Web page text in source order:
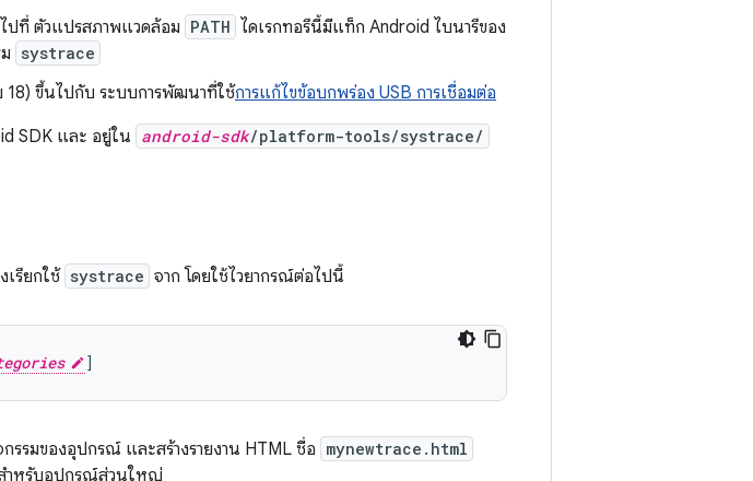
ไปที่ ตัวแปรสภาพแวดล้อม PATH ไดเรกทอรีนี้มีแท็ก Android ไบนารีของ
systrace
ขึ้นไปกับ ระบบการพัฒนาที่ใช้การแก้ไขข้อบกพร่อง USB การเชื่อมต่อ
SDK และ อยู่ใน android-sdk/platform-tools/systrace/
รียกใช้ systrace จาก โดยใช้ไวยากรณ์ต่อไปนี้
]
รรมของอุปกรณ์ และสร้างรายงาน HTML ชื่อ mynewtrace.html
สำหรับอุปกรณ์ส่วนใหญ่